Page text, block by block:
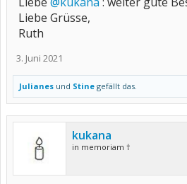
Liebe Grüsse,
Ruth
3. Juni 2021
Julianes und Stine gefällt das.
kukana
in memoriam †